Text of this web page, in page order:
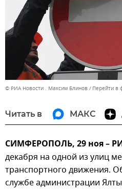
© РИА Новости . Максим Блинов Перейти в
Читать в МАКС
СИМФЕРОПОЛЬ, 29 ноя –
декабря на одной из улиц
транспортного движения.
службе администрации